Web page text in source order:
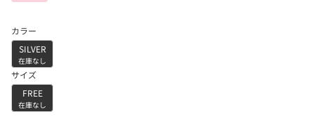
カラー
SILVER
在庫なし
サイズ
FREE
在庫なし